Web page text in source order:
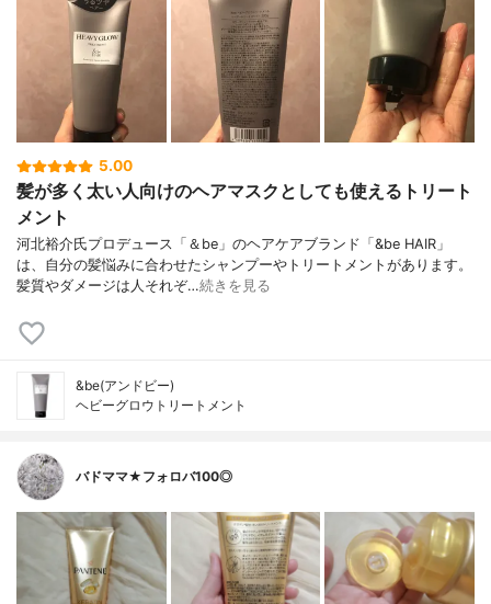
5.00
髪が多く太い人向けのヘアマスクとしても使えるトリート
メント
河北裕介氏プロデュース「＆be」のヘアケアブランド「&be HAIR」
は、自分の髪悩みに合わせたシャンプーやトリートメントがあります。
髪質やダメージは人それぞ…続きを見る
&be(アンドビー)
ヘビーグロウトリートメント
バドママ★フォロバ100◎